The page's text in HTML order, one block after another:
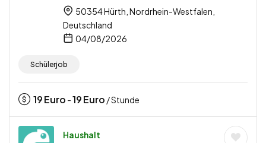
50354 Hürth, Nordrhein-Westfalen,
Deutschland
04/08/2026
Schülerjob
19Euro -19Euro / Stunde
Haushalt